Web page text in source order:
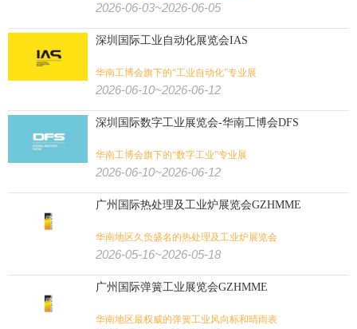
2026-06-03~2026-06-05
深圳国际工业自动化展览会IAS
华南工博会旗下的“工业自动化”专业展
2026-06-10~2026-06-12
深圳国际数字工业展览会-华南工博会DFS
华南工博会旗下的“数字工业”专业展
2026-06-10~2026-06-12
广州国际热处理及工业炉展览会GZHMME
华南地区久负盛名的热处理及工业炉展览会
2026-05-16~2026-05-18
广州国际弹簧工业展览会GZHMME
华南地区最权威的弹簧工业风向标和晴雨表